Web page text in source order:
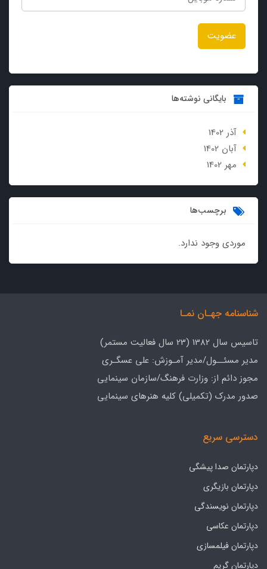
عضویت
بایگانی نوشته‌ها
آذر 1402
آبان 1402
مهر 1402
برچسب‌ها
موردی وجود ندارد.
شناسنامه جهـان نمـا
تاسیس سال 1382 (23 سال فعالیت مستمر)
مدیر مسئــول/مدیر آمـوزش: علی عسگـری
مجوز دائم از: وزارت فرهنگ/سازمان سینمایی
صدور مدرک (تکمیلی) کلیه هنرهای سینمایی
دسترسی سریع
دپارتمان صدا پیشگی
دپارتمان بازیگری
دپارتمان نویسندگی
دپارتمان عکاسی
دپارتمان فیلمسازی
دپارتمان گریم